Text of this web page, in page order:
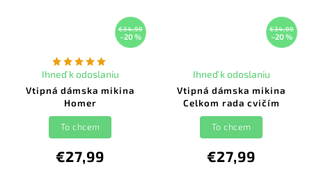
€34,99
–20 %
Vtipná dámska mikina
Homer
Ihneď k odoslaniu
€27,99
To chcem
€34,99
–20 %
Vtipná dámska mikina
Celkom rada cvičím
Ihneď k odoslaniu
€27,99
To chcem